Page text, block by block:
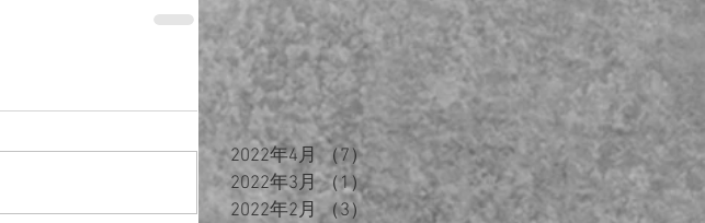
2022年4月 （7）
7件の記事
2022年3月 （1） 1件の記事
2022年2月 （3） 3件の記事